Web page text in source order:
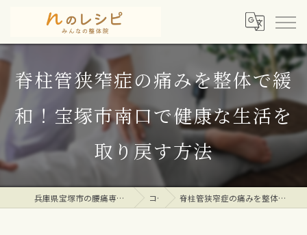
脊柱管狭窄症の痛みを整体で緩
和！宝塚市南口で健康な生活を
取り戻す方法
兵庫県宝塚市の腰痛専門整体院ならｎのレシピみんなの整体院 コラム 脊柱管狭窄症の痛みを整体で緩和！宝塚市南口で健康な生活を取り戻す方法